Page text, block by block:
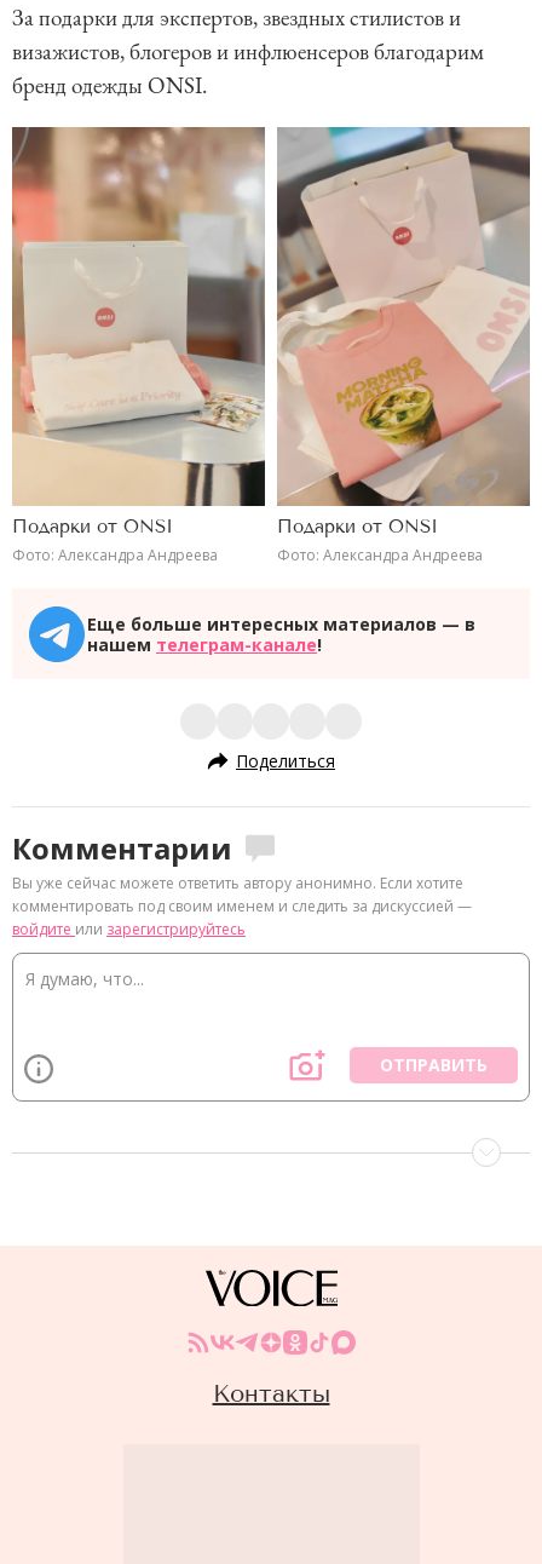
За подарки для экспертов, звездных стилистов и
визажистов, блогеров и инфлюенсеров благодарим
бренд одежды ONSI.
Подарки от ONSI
Фото: Александра Андреева
Подарки от ONSI
Фото: Александра Андреева
Еще больше интересных материалов — в
нашем телеграм-канале!
Поделиться
Комментарии
Вы уже сейчас можете ответить автору анонимно. Если хотите
комментировать под своим именем и следить за дискуссией —
войдите или зарегистрируйтесь
ОТПРАВИТЬ
Контакты